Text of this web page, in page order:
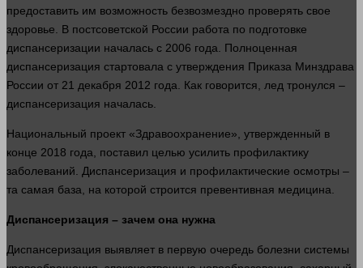
предоставить им возможность безвозмездно проверять свое
здоровье. В постсоветской России работа по подготовке
диспансеризации началась с 2006 года . Полноценная
диспансеризация стартовала с утверждения Приказа Минздрава
России от 21 декабря 2012 года . Как говорится, лед тронулся –
диспансеризация началась.
Национальный проект «Здравоохранение», утвержденный в
конце 2018 года , поставил целью усилить профилактику
заболеваний. Диспансеризация и профилактические осмотры –
та самая база , на которой строится превентивная медицина
Диспансеризация – зачем она нужна
Диспансеризация выявляет в первую очередь болезни системы